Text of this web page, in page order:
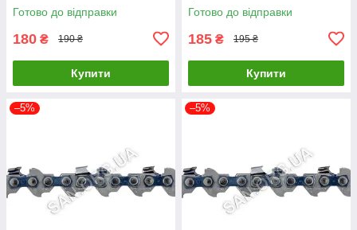
Готово до відправки
180 ₴ 190 ₴
Купити
Готово до відправки
185 ₴ 195 ₴
Купити
–5% –5%